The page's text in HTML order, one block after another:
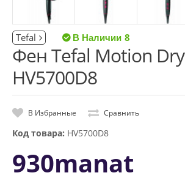
Tefal 8
Фен Tefal Motion Dry
HV5700D8
В Избранные Сравнить
Код товара: HV5700D8
930manat